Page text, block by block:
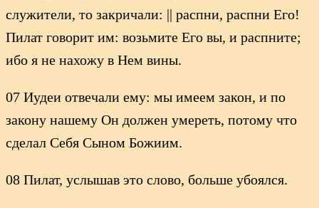
служители, то закричали: || распни, распни Его!
Пилат говорит им: возьмите Его вы, и распните;
ибо я не нахожу в Нем вины.
07 Иудеи отвечали ему: мы имеем закон, и по
закону нашему Он должен умереть, потому что
сделал Себя Сыном Божиим.
08 Пилат, услышав это слово, больше убоялся.